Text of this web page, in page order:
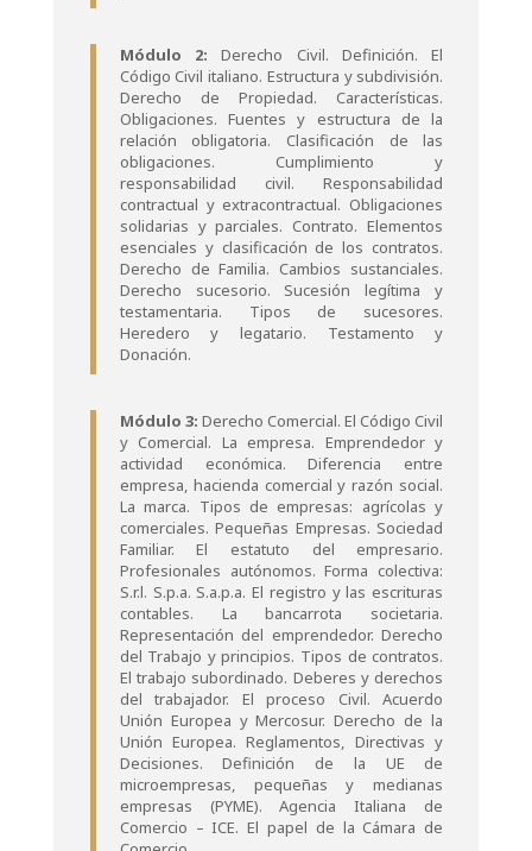
Módulo 2: Derecho Civil. Definición. El
Código Civil italiano. Estructura y subdivisión.
Derecho de Propiedad. Características.
Obligaciones. Fuentes y estructura de la
relación obligatoria. Clasificación de las
obligaciones. Cumplimiento y
responsabilidad civil. Responsabilidad
contractual y extracontractual. Obligaciones
solidarias y parciales. Contrato. Elementos
esenciales y clasificación de los contratos.
Derecho de Familia. Cambios sustanciales.
Derecho sucesorio. Sucesión legítima y
testamentaria. Tipos de sucesores.
Heredero y legatario. Testamento y
Donación.
Módulo 3: Derecho Comercial. El Código Civil
y Comercial. La empresa. Emprendedor y
actividad económica. Diferencia entre
empresa, hacienda comercial y razón social.
La marca. Tipos de empresas: agrícolas y
comerciales. Pequeñas Empresas. Sociedad
Familiar. El estatuto del empresario.
Profesionales autónomos. Forma colectiva:
S.r.l. S.p.a. S.a.p.a. El registro y las escrituras
contables. La bancarrota societaria.
Representación del emprendedor. Derecho
del Trabajo y principios. Tipos de contratos.
El trabajo subordinado. Deberes y derechos
del trabajador. El proceso Civil. Acuerdo
Unión Europea y Mercosur. Derecho de la
Unión Europea. Reglamentos, Directivas y
Decisiones. Definición de la UE de
microempresas, pequeñas y medianas
empresas (PYME). Agencia Italiana de
Comercio – ICE. El papel de la Cámara de